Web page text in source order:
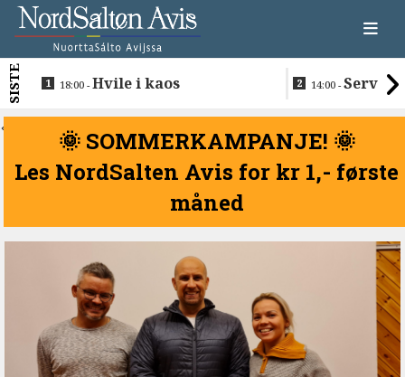
SISTE 18:00 -Hvile i kaos 14:00 -
beboerne
<
🌞 SOMMERKAMPANJE! 🌞
Les NordSalten Avis for kr 1,- første
måned